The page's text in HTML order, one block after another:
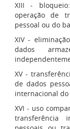
XIII -
operação de
pessoal ou do
XIV -
dados
XV -
de dados
internacional
XVI - uso
transferência